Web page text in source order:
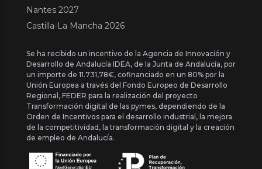
Nantes 2027
Castilla-La Mancha 2026
Se ha recibido un incentivo de la Agencia de Innovación y
Desarrollo de Andalucía IDEA, de la Junta de Andalucía, por
un importe de 11.731,78€, cofinanciado en un 80% por la
Unión Europea a través del Fondo Europeo de Desarrollo
Regional, FEDER para la realización del proyecto
Transformación digital de las pymes, dependiendo de la
Orden de Incentivos para el desarrollo industrial, la mejora
de la competitividad, la transformación digital y la creación
de empleo de Andalucía.